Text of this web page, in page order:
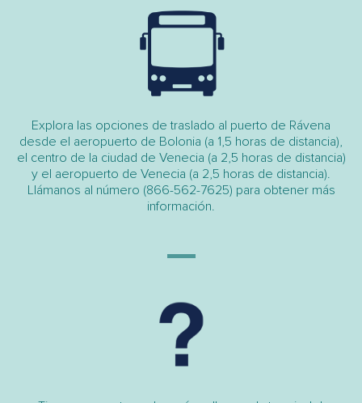
Explora las opciones de traslado al puerto de Rávena
desde el aeropuerto de Bolonia (a 1,5 horas de distancia),
el centro de la ciudad de Venecia (a 2,5 horas de distancia)
y el aeropuerto de Venecia (a 2,5 horas de distancia).
Llámanos al número (866-562-7625) para obtener más
información.